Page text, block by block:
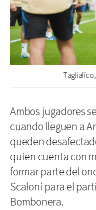
Ambos jugadores
cuando lleguen a
queden
quien cuenta con
formar parte del
Scaloni para el
Bombonera.